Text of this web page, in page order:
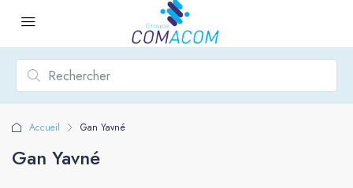
Accueil Gan Yavné
Gan Yavné